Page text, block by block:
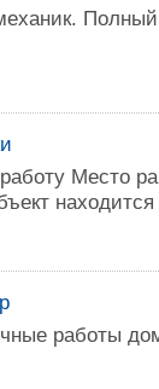
Место
работы